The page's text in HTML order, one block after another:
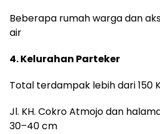
Beberapa rumah warga dan
air
4. Kelurahan Parteker
Total terdampak lebih dari 150
Jl. KH. Cokro Atmojo dan
30–40 cm